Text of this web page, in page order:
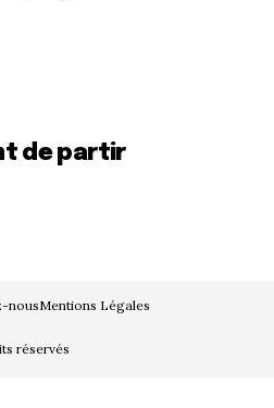
de partir
nousMentions Légales
réservés